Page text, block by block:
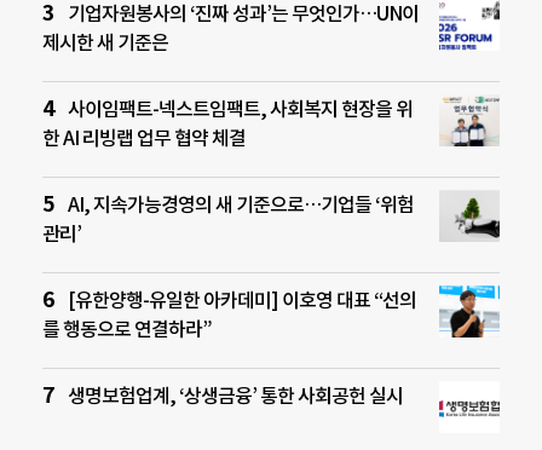
기업자원봉사의 ‘진짜 성과’는 무엇인가…UN이
제시한 새 기준은
사이임팩트-넥스트임팩트, 사회복지 현장을 위
한 AI 리빙랩 업무 협약 체결
AI, 지속가능경영의 새 기준으로…기업들 ‘위험
관리’
[유한양행-유일한 아카데미] 이호영 대표 “선의
를 행동으로 연결하라”
생명보험업계, ‘상생금융’ 통한 사회공헌 실시